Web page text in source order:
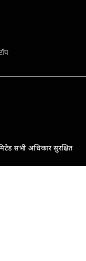
सभी अधिकार सुरक्षित